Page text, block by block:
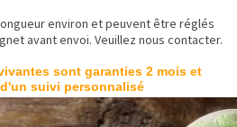
environ et peuvent être réglés
avant envoi. Veuillez nous contacter.
sont garanties 2 mois et
suivi personnalisé